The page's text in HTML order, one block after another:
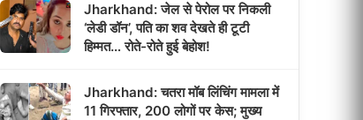
Jharkhand: जेल से पेरोल पर निकली
‘लेडी डॉन’, पति का शव देखते ही टूटी
हिम्मत… रोते-रोते हुई बेहोश!
Jharkhand: चतरा मॉब लिंचिंग मामला में
11 गिरफ्तार, 200 लोगों पर केस; मुख्य